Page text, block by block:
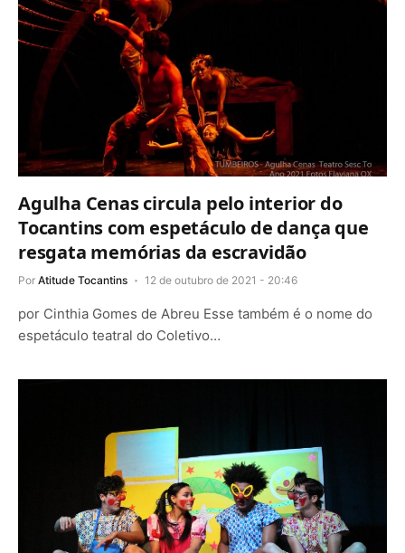
Agulha Cenas circula pelo interior do
Tocantins com espetáculo de dança que
resgata memórias da escravidão
Por Atitude Tocantins 12 de outubro de 2021 - 20:46
por Cinthia Gomes de Abreu Esse também é o nome do
espetáculo teatral do Coletivo…